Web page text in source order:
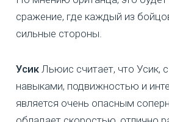
сражение, где каждый из
сильные стороны.
Усик Льюис считает, что Усик,
навыками, подвижностью и
является очень опасным